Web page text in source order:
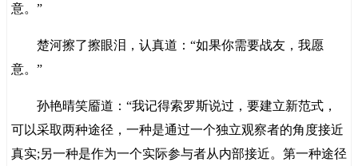
意。”
楚河擦了擦眼泪，认真道：“如果你需要战友，我愿
意。”
孙艳晴笑靥道：“我记得索罗斯说过，要建立新范式，
可以采取两种途径，一种是通过一个独立观察者的角度接近
真实;另一种是作为一个实际参与者从内部接近。第一种途径